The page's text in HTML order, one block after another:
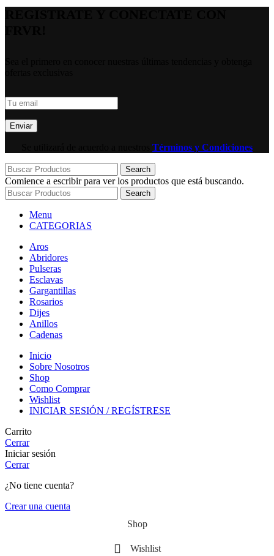
Términos y Condiciones
Search
Comience a escribir para ver los productos que está buscando.
Search
Menu
CATEGORIAS
Aros
Abridores
Pulseras
Esclavas
Gargantillas
Rosarios
Dijes
Anillos
Cadenas
Inicio
Sobre Nosotros
Shop
Como Comprar
Wishlist
INICIAR SESIÓN / REGÍSTRESE
Carrito
Cerrar
Iniciar sesión
Cerrar
¿No tiene cuenta?
Crear una cuenta
Shop
Wishlist